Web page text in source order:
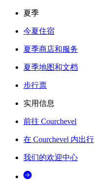
夏季
今夏住宿
夏季商店和服务
夏季地图和文档
步行票
实用信息
前往 Courchevel
在 Courchevel 内出行
我们的欢迎中心